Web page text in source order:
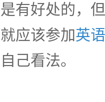
是有好处的，
就应该参加英
自己看法。